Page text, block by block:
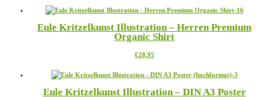
auf
Produktseite
gewählt
bis
weist
Varianten
auf.
auf
Produktseite
Eule Kritzelkunst Illustration – Herren Premium
Organic Shirt
€28,95Dieses
weist
Varianten
Eule Kritzelkunst Illustration – DIN A3 Poster